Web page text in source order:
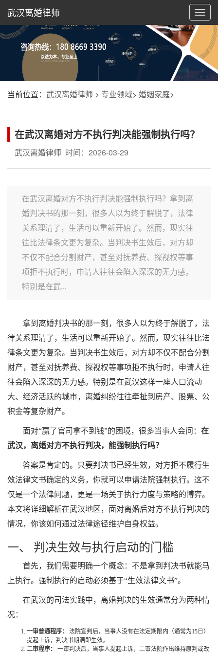
切
换
航
武汉离婚律师
当前位置： 武汉离婚律师 > 专业领域> 婚姻家庭>
在武汉离婚对方不执行判决能强制执行吗？
武汉离婚律师 时间：2026-03-29
在武汉离婚对方不执行判决能强制执行吗？拿到离
婚判决书的那一刻，很多人以为终于解脱了，法律
关系理清了，生活可以重新开始了。然而，现实往
往比法律条文更为复杂。当判决书生效后，对方却
不仅不配合分割财产，甚至对抚养费、探视权等事
项拒不执行时，申请人往往会陷入深深的无力感。
特别是在武...
拿到离婚判决书的那一刻，很多人以为终于解脱了，法
律关系理清了，生活可以重新开始了。然而，现实往往比法
律条文更为复杂。当判决书生效后，对方却不仅不配合分割
财产，甚至对抚养费、探视权等事项拒不执行时，申请人往
往会陷入深深的无力感。特别是在武汉这样一座人口流动
大、经济活跃的城市，离婚纠纷往往牵扯到房产、股票、公
积金等复杂财产。
面对“赢了官司拿不到钱”的困境，很多当事人会问： 在
武汉，离婚对方不执行判决，能强制执行吗？
答案是肯定的。只要判决书已经生效，对方拒不履行生
效法律文书确定的义务，你就可以申请法院强制执行。这不
仅是一个法律问题，更是一场关于执行力度与策略的博弈。
本文将详细解析在武汉地区，面对离婚后对方不执行判决的
情况，你该如何通过法律途径维护自身权益。
一、 判决生效与执行启动的门槛
首先，我们需要明确一个概念：不是拿到判决书就能马
上执行。强制执行的启动必须基于“生效法律文书”。
在武汉的司法实践中，离婚判决的生效通常分为两种情
况：
一审普通程序：
法院宣判后，当事人没有在法定期限内（通常为15日）
提起上诉，判决书期满即生效。
二审程序：
一审判决后，当事人提起上诉，二审法院作出维持原判或改